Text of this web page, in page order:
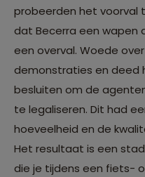
probeerden het voorval
dat Becerra een wapen
een overval. Woede
demonstraties en deed
besluiten om de
te legaliseren. Dit had
hoeveelheid en de
Het resultaat is een
die je tijdens een fiets-